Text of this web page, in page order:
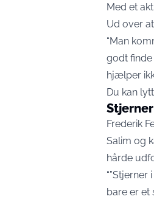
Med et
Ud over
“Man
godt finde
hjælper
Du kan
Frederik
Salim og
hårde
bare er et